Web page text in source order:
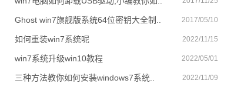
Ghost win7旗舰版系统64位密钥大全制.. 2017/05/10
如何重装win7系统呢 2022/11/15
win7系统升级win10教程 2022/05/01
三种方法教你如何安装windows7系统.. 2022/11/09